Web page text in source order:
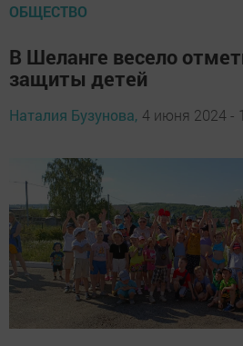
ОБЩЕСТВО
В Шеланге весело
защиты детей
Наталия Бузунова, 4 июня 2024 -